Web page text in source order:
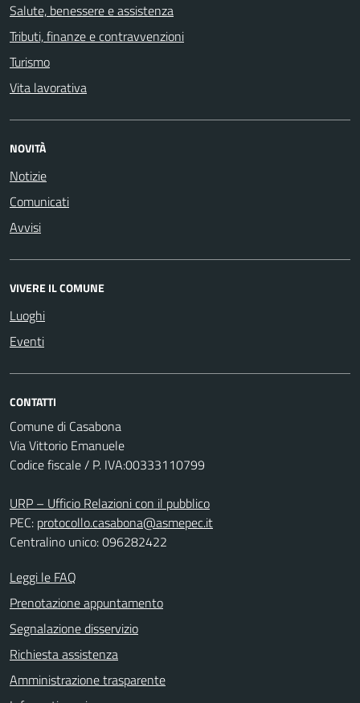
Salute, benessere e assistenza
Tributi, finanze e contravvenzioni
Turismo
Vita lavorativa
NOVITÀ
Notizie
Comunicati
Avvisi
VIVERE IL COMUNE
Luoghi
Eventi
CONTATTI
Comune di Casabona
Via Vittorio Emanuele
Codice fiscale / P. IVA:00333110799
URP – Ufficio Relazioni con il pubblico
PEC: protocollo.casabona@asmepec.it
Centralino unico: 096282422
Leggi le FAQ
Prenotazione appuntamento
Segnalazione disservizio
Richiesta assistenza
Amministrazione trasparente